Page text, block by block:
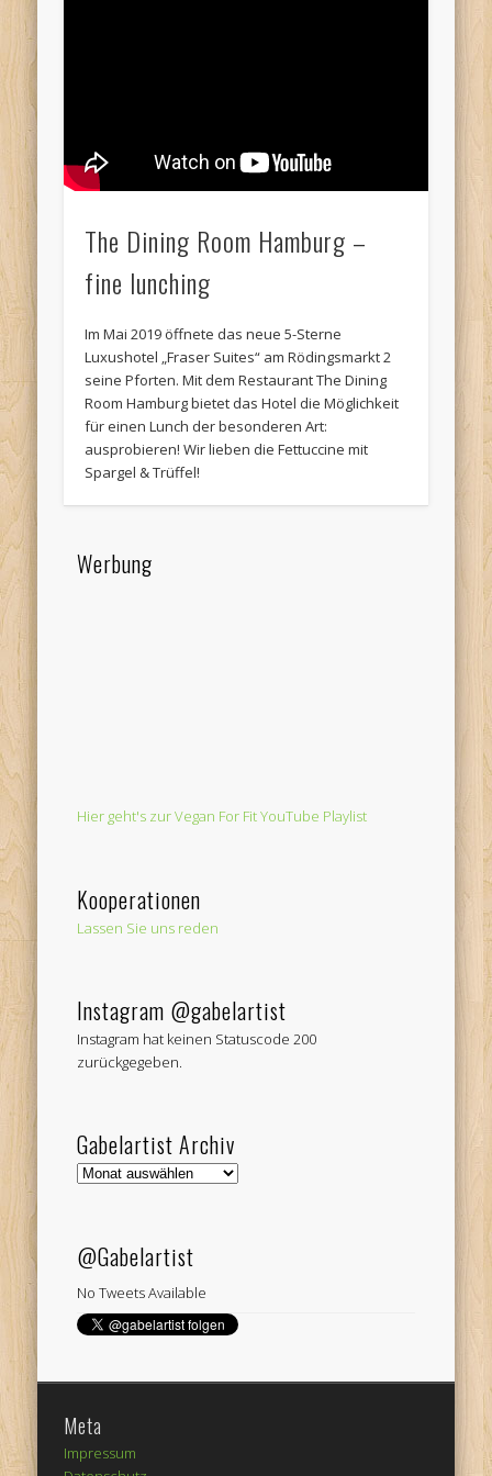
The Dining Room Hamburg –
fine lunching
Im Mai 2019 öffnete das neue 5-Sterne
Luxushotel „Fraser Suites“ am Rödingsmarkt 2
seine Pforten. Mit dem Restaurant The Dining
Room Hamburg bietet das Hotel die Möglichkeit
für einen Lunch der besonderen Art:
ausprobieren! Wir lieben die Fettuccine mit
Spargel & Trüffel!
Werbung
Hier geht's zur Vegan For Fit YouTube Playlist
Kooperationen
Lassen Sie uns reden
Instagram @gabelartist
Instagram hat keinen Statuscode 200
zurückgegeben.
Gabelartist Archiv
Gabelartist
@Gabelartist
No Tweets Available
Meta
Impressum